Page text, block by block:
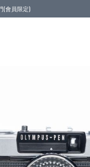
(會員限定)
豐智能櫃/順豐站
, 包寄順豐上門(會員限定)